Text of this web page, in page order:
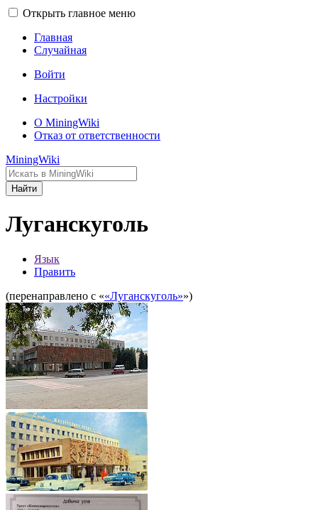
Открыть главное меню
Главная
Случайная
Войти
Настройки
О MiningWiki
Отказ от ответственности
MiningWiki
Найти
Луганскуголь
Язык
Править
(перенаправлено с ««Луганскуголь»»)